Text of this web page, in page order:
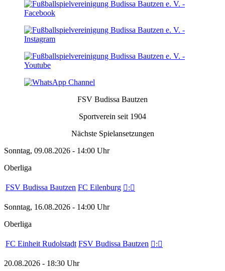
FSV Budissa Bautzen
Sportverein seit 1904
Nächste Spielansetzungen
Sonntag, 09.08.2026 - 14:00 Uhr
Oberliga
FSV Budissa Bautzen FC Eilenburg :
Sonntag, 16.08.2026 - 14:00 Uhr
Oberliga
FC Einheit Rudolstadt FSV Budissa Bautzen :
20.08.2026 - 18:30 Uhr